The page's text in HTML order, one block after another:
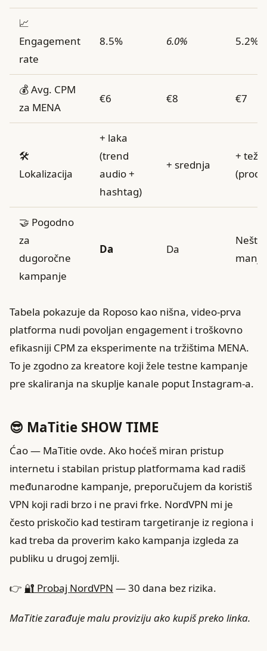
📈
Engagement
rate
8.5% 6.0% 5.2%
💰 Avg. CPM
za MENA
€6 €8 €7
🛠️
Lokalizacija
+ laka
(trend
audio +
hashtag)
+ srednja
+ teža
🤝 Pogodno
za
dugoročne
kampanje
Da Da
Nešto
manje
Tabela pokazuje da Roposo kao nišna, video-prva
platforma nudi povoljan engagement i troškovno
efikasniji CPM za eksperimente na tržištima MENA.
To je zgodno za kreatore koji žele testne kampanje
pre skaliranja na skuplje kanale poput Instagram-a.
😎 MaTitie SHOW TIME
Ćao — MaTitie ovde. Ako hoćeš miran pristup
internetu i stabilan pristup platformama kad radiš
međunarodne kampanje, preporučujem da koristiš
VPN koji radi brzo i ne pravi frke. NordVPN mi je
često priskočio kad testiram targetiranje iz regiona i
kad treba da proverim kako kampanja izgleda za
publiku u drugoj zemlji.
👉 🔐 Probaj NordVPN — 30 dana bez rizika.
MaTitie zarađuje malu proviziju ako kupiš preko linka.